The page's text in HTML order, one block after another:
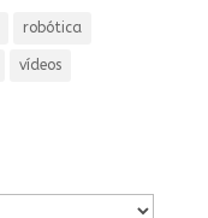
robótica
vídeos